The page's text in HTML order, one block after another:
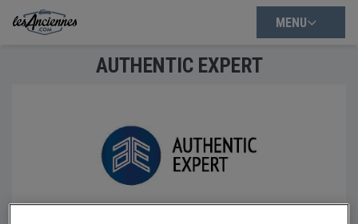
MENU
AUTHENTIC EXPERT